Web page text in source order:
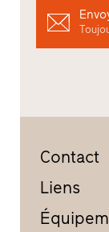
Contact
Liens